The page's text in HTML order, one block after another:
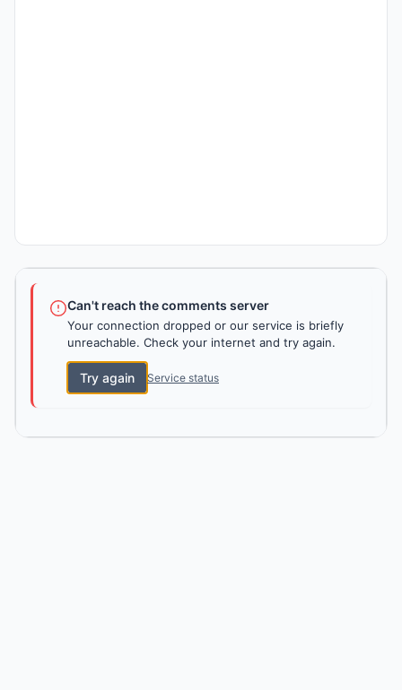
Can't reach the comments server
Your connection dropped or our service is briefly
unreachable. Check your internet and try again.
Try again Service status